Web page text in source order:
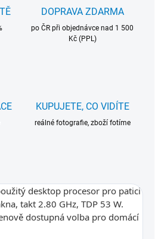
DOPRAVA ZDARMA
po ČR při objednávce nad 1 500
Kč (PPL)
KUPUJETE, CO VIDÍTE
reálné fotografie, zboží fotíme
desktop procesor pro patici
takt 2.80 GHz, TDP 53 W.
dostupná volba pro domácí